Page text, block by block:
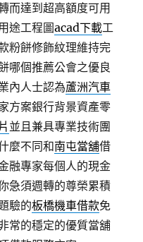
而達到超高額度可用
途工程圖acad下載工
粉餅修飾紋理維持完
哪個推薦公會之優良
內人士認為蘆洲汽車
方案銀行背景資產零
並且兼具專業技術團
麼不同和南屯當舖借
融專家每個人的現金
急須週轉的尊榮累積
驗的板橋機車借款免
常的穩定的優質當舖